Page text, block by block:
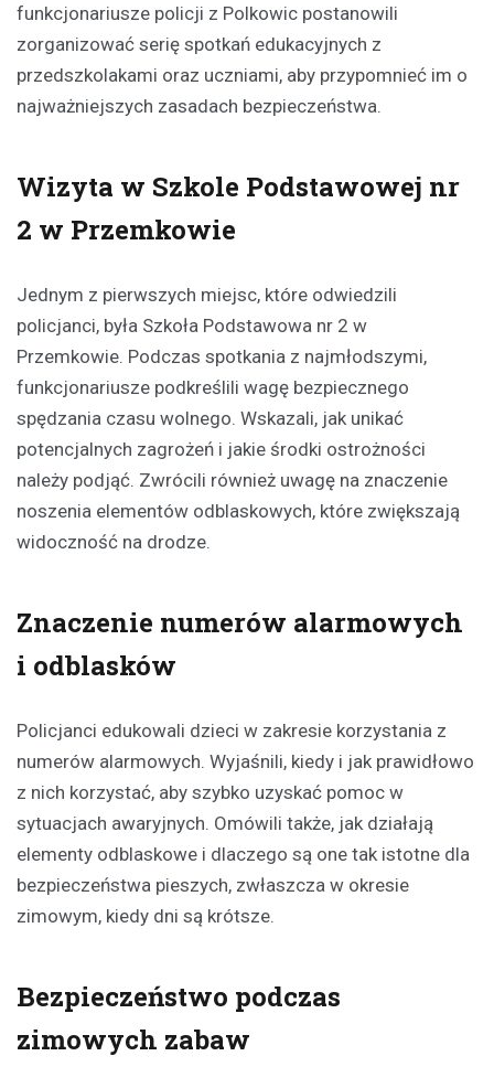
funkcjonariusze policji z Polkowic postanowili
zorganizować serię spotkań edukacyjnych z
przedszkolakami oraz uczniami, aby przypomnieć im o
najważniejszych zasadach bezpieczeństwa.
Wizyta w Szkole Podstawowej nr
2 w Przemkowie
Jednym z pierwszych miejsc, które odwiedzili
policjanci, była Szkoła Podstawowa nr 2 w
Przemkowie. Podczas spotkania z najmłodszymi,
funkcjonariusze podkreślili wagę bezpiecznego
spędzania czasu wolnego. Wskazali, jak unikać
potencjalnych zagrożeń i jakie środki ostrożności
należy podjąć. Zwrócili również uwagę na znaczenie
noszenia elementów odblaskowych, które zwiększają
widoczność na drodze.
Znaczenie numerów alarmowych
i odblasków
Policjanci edukowali dzieci w zakresie korzystania z
numerów alarmowych. Wyjaśnili, kiedy i jak prawidłowo
z nich korzystać, aby szybko uzyskać pomoc w
sytuacjach awaryjnych. Omówili także, jak działają
elementy odblaskowe i dlaczego są one tak istotne dla
bezpieczeństwa pieszych, zwłaszcza w okresie
zimowym, kiedy dni są krótsze.
Bezpieczeństwo podczas
zimowych zabaw